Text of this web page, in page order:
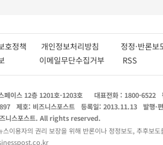
호정책 개인정보처리방침 정정·반론보
보 이메일무단수집거부 RSS
페이스 12층 1201호-1203호 대표전화 : 1800-6522
제호: 비즈니스포스트 등록일: 2013.11.13 발행·
니스포스트. All rights reserved.
이용자의 권리 보장을 위해 반론이나 정정보도, 추후보